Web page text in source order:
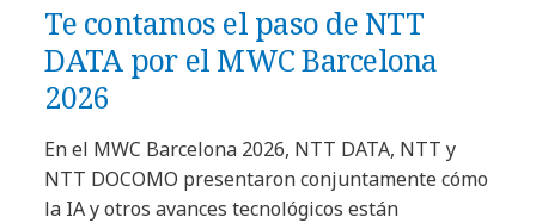
Te contamos el paso de NTT
DATA por el MWC Barcelona
2026
En el MWC Barcelona 2026, NTT DATA, NTT y
NTT DOCOMO presentaron conjuntamente cómo
la IA y otros avances tecnológicos están